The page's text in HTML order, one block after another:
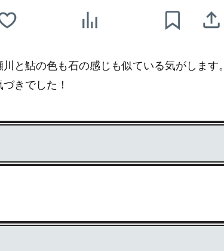
と鮎の色も石の感じも似ている気がします。
きでした！